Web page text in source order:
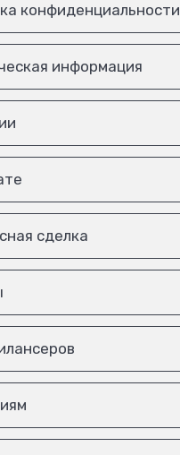
конфиденциальности
информация
сделка